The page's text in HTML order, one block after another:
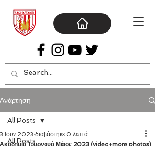
Ανάρτηση
All Posts
All Posts
Ακαδημία Τουρνουά Μάϊος 2023 (video+more photos)
3 Ιουν 2023 διαβάστηκε 0 λεπτά